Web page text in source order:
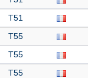
T51
T55
T55
T55